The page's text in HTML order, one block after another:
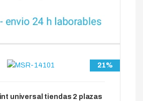
21%
universal tiendas 2 plazas